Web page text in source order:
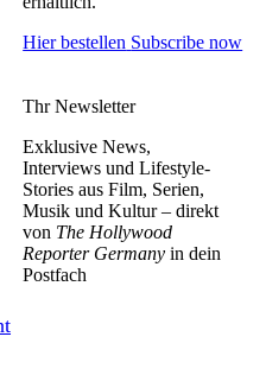
Hier bestellen Subscribe now
Thr Newsletter
Exklusive News,
Interviews und Lifestyle-
Stories aus Film, Serien,
Musik und Kultur – direkt
von The Hollywood
Reporter Germany in dein
Postfach